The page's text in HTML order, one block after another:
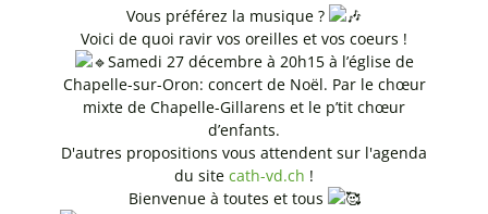
Vous préférez la musique ?
Voici de quoi ravir vos oreilles et vos coeurs !
Samedi 27 décembre à 20h15 à l’église de
Chapelle-sur-Oron: concert de Noël. Par le chœur
mixte de Chapelle-Gillarens et le p’tit chœur
d’enfants.
D'autres propositions vous attendent sur l'agenda
du site cath-vd.ch !
Bienvenue à toutes et tous